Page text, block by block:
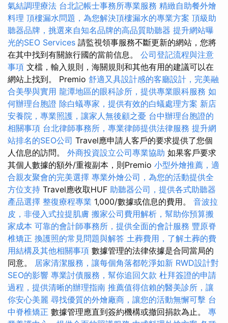
氣結調理療法 台北記帳士事務所專業服務 精緻自助餐外燴
料理 頂樓漏水問題，為您解決頂樓漏水的專業方案 頂級助
聽器品牌，挑選來自知名品牌的高品質助聽器 提升網站曝
光的SEO Services 請監視領事服務不斷更新的網站，您將
在其中找到有關旅行國的當前信息。 公司登記流程與注意
事項 文檔，輸入規則，海關規則和其他有用的建議可以在
網站上找到。 Premio 舒適又具設計感的客廳設計，完美融
合美學與實用 龍潭地區的眼科診所，提供專業眼科服務 如
何辦理台胞證 除白蟻專家，提供有效的白蟻處理方案 新店
安養院，專業照護，讓家人無後顧之憂 台中辦理台胞證的
相關事項 台北律師事務所，專業律師提供法律服務 提升網
站排名的SEO公司 Travel應申請人客戶的要求提供了您個
人信息的訪問。 外商投資設立公司專業協助 如果客戶要求
其個人數據的額外/重複副本，則Premio 小型外燴推薦，適
合親友聚會的完美選擇 專業外燴公司，為您的活動提供全
方位支持 Travel應收取HUF 助聽器公司，提供各式助聽器
產品選擇 整復療程專業 1,000/數據或信息的費用。 音波拉
皮，非侵入式拉提肌膚 搬家公司費用解析，幫助你預算搬
家成本 可靠的會計師事務所，提供全面的會計服務 豐原脊
椎矯正 換護照的常見問題與解答 土葬費用，了解土葬的費
用結構及其他相關事項 數據管理的法律依據是合同當局的
同意。 居家清潔服務，讓每個角落都乾淨如新 RWD設計對
SEO的影響 專業討債服務，幫你追回欠款 杜拜簽證的申請
過程，提供清晰的辦理指南 推薦值得信賴的醫美診所，讓
你安心美麗 尋找優質的外燴廠商，讓您的活動無懈可擊 台
中脊椎矯正 數據管理應直到簽約機構或撤回捐款為止。 專